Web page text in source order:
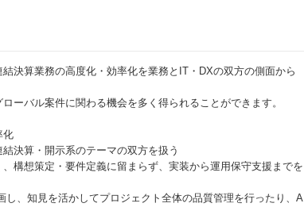
決算業務の高度化・効率化を業務とIT・DXの双方の側面から
ーバル案件に関わる機会を多く得られることができます。
化
決算・開示系のテーマの双方を扱う
構想策定・要件定義に留まらず、実装から運用保守支援までを
し、知見を活かしてプロジェクト全体の品質管理を行ったり、A